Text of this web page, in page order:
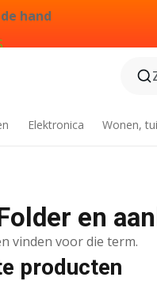
hand
Elektronica Wonen,
en
vinden voor die term.
producten